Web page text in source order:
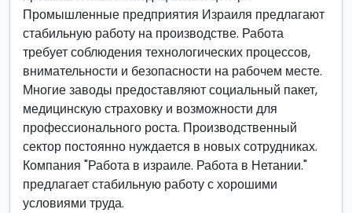
Промышленные предприятия Израиля предлагают
стабильную работу на производстве. Работа
требует соблюдения технологических процессов,
внимательности и безопасности на рабочем месте.
Многие заводы предоставляют социальный пакет,
медицинскую страховку и возможности для
профессионального роста. Производственный
сектор постоянно нуждается в новых сотрудниках.
Компания "Работа в израиле. Работа в Нетании."
предлагает стабильную работу с хорошими
условиями труда.